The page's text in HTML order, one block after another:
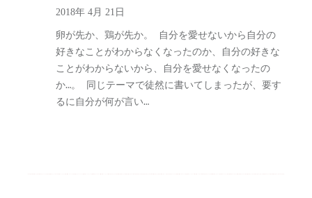
2018年 4月 21日
卵が先か、鶏が先か。 自分を愛せないから自分の
好きなことがわからなくなったのか、自分の好きな
ことがわからないから、自分を愛せなくなったの
か…。 同じテーマで徒然に書いてしまったが、要す
るに自分が何が言い…